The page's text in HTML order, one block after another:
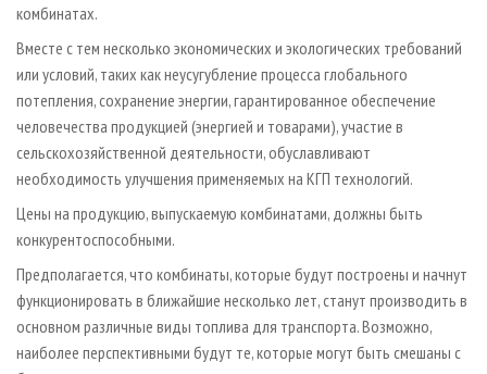
комбинатах.
Вместе с тем несколько экономических и экологических требований
или условий, таких как неусугубление процесса глобального
потепления, сохранение энергии, гарантированное обеспечение
человечества продукцией (энергией и товарами), участие в
сельскохозяйственной деятельности, обуславливают
необходимость улучшения применяемых на КГП технологий.
Цены на продукцию, выпускаемую комбинатами, должны быть
конкурентоспособными.
Предполагается, что комбинаты, которые будут построены и начнут
функционировать в ближайшие несколько лет, станут производить в
основном различные виды топлива для транспорта. Возможно,
наиболее перспективными будут те, которые могут быть смешаны с